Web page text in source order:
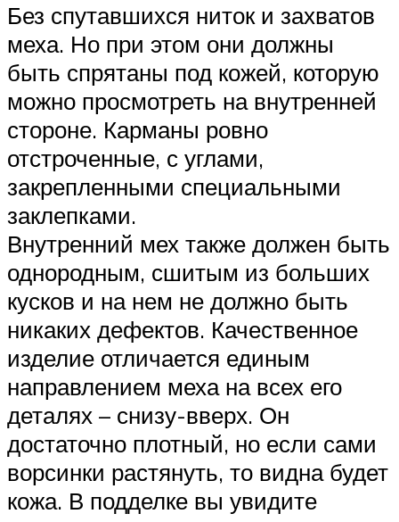
Без спутавшихся ниток и захватов
меха. Но при этом они должны
быть спрятаны под кожей, которую
можно просмотреть на внутренней
стороне. Карманы ровно
отстроченные, с углами,
закрепленными специальными
заклепками.
Внутренний мех также должен быть
однородным, сшитым из больших
кусков и на нем не должно быть
никаких дефектов. Качественное
изделие отличается единым
направлением меха на всех его
деталях – снизу-вверх. Он
достаточно плотный, но если сами
ворсинки растянуть, то видна будет
кожа. В подделке вы увидите